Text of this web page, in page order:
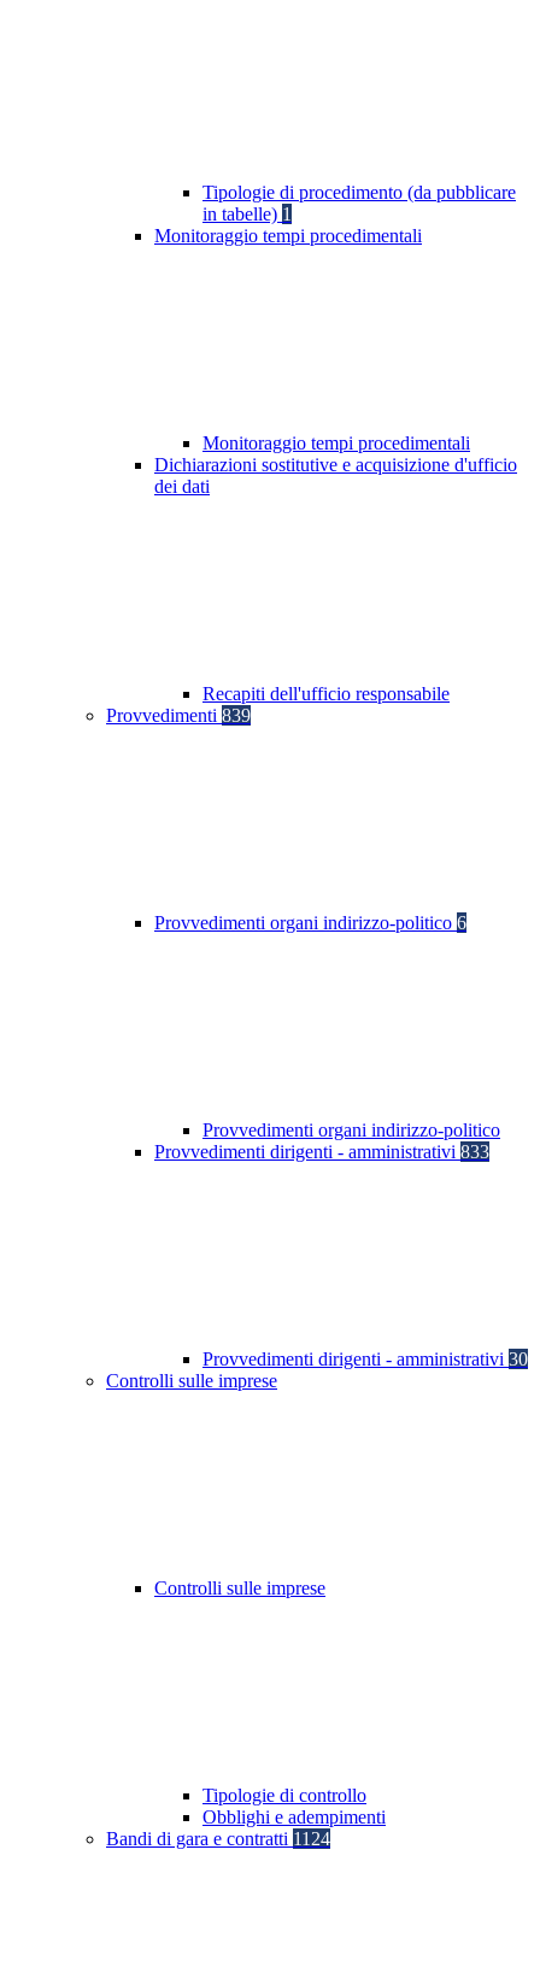
Tipologie di procedimento (da pubblicare
in tabelle) 1
Monitoraggio tempi procedimentali
Monitoraggio tempi procedimentali
Dichiarazioni sostitutive e acquisizione d'ufficio
dei dati
Recapiti dell'ufficio responsabile
Provvedimenti 839
Provvedimenti organi indirizzo-politico 6
Provvedimenti organi indirizzo-politico
Provvedimenti dirigenti - amministrativi 833
Provvedimenti dirigenti - amministrativi 30
Controlli sulle imprese
Controlli sulle imprese
Tipologie di controllo
Obblighi e adempimenti
Bandi di gara e contratti 1124